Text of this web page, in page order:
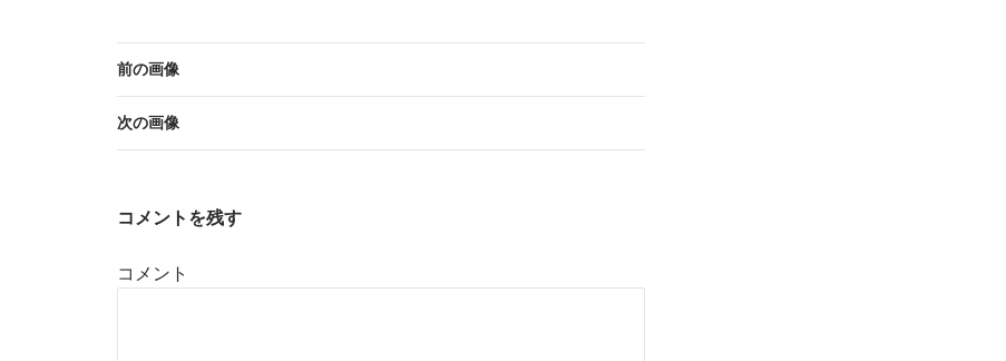
前の画像
次の画像
コメントを残す
コメント